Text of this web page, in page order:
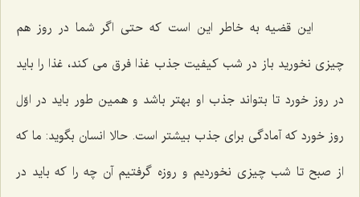
این قضیه به خاطر این است که حتی اگر شما در روز هم
چیزی نخورید باز در شب کیفیت جذب غذا فرق می کند، غذا را باید
در روز خورد تا بتواند جذب او بهتر باشد و همین طور باید در اوّل
روز خورد که آمادگی برای جذب بیشتر است. حالا انسان بگوید: ما که
از صبح تا شب چیزی نخوردیم و روزه گرفتیم آن چه را که باید در